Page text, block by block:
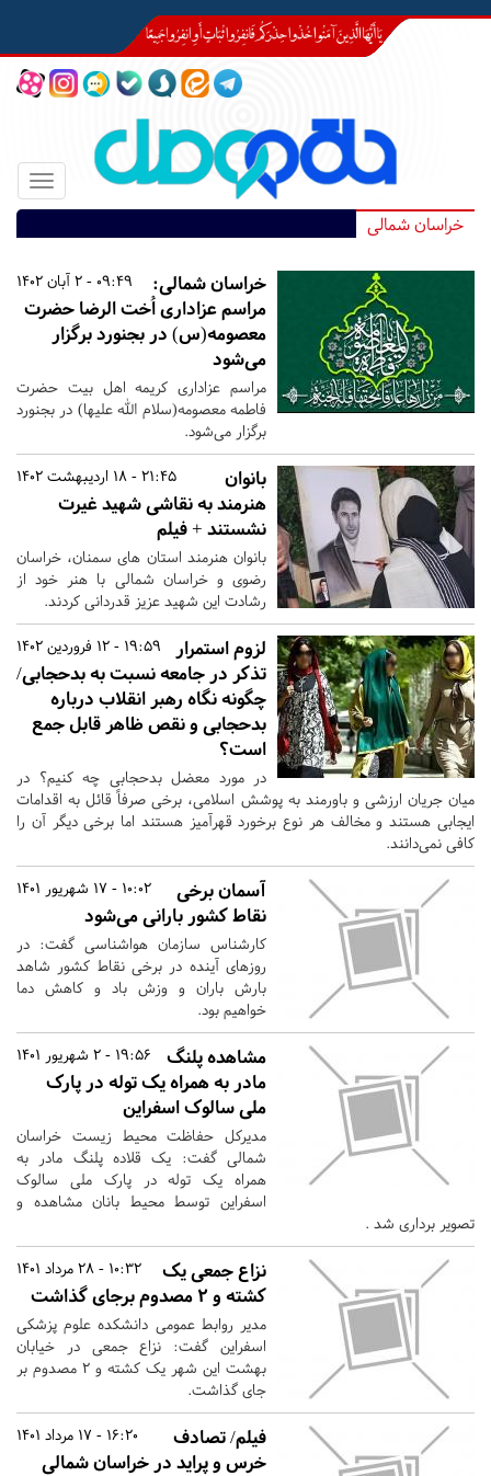
Toggle
خراسان شمالی
09:49 - 2 آبان 1402
خراسان شمالی:
مراسم عزاداری اُخت الرضا حضرت
معصومه(س) در بجنورد برگزار
می‌شود
مراسم عزاداری کریمه اهل بیت حضرت
فاطمه معصومه(سلام الله علیها) در بجنورد
برگزار می‌شود.
21:45 - 18 اردیبهشت 1402
بانوان
هنرمند به نقاشی شهید غیرت
نشستند + فیلم
بانوان هنرمند استان‌ های سمنان، خراسان
رضوی و خراسان شمالی با هنر خود از
رشادت این شهید عزیز قدردانی کردند.
19:59 - 12 فروردین 1402
لزوم استمرار
تذکر در جامعه نسبت به بدحجابی/
چگونه نگاه رهبر انقلاب درباره
بدحجابی و نقص ظاهر قابل جمع
است؟
در مورد معضل بدحجابی چه کنیم؟ در
میان جریان ارزشی و باورمند به پوشش اسلامی، برخی صرفاً قائل به اقدامات
ایجابی هستند و مخالف هر نوع برخورد قهرآمیز هستند اما برخی دیگر آن را
کافی نمی­‌دانند.
10:02 - 17 شهریور 1401
آسمان برخی
نقاط کشور بارانی می‌شود
کارشناس سازمان هواشناسی گفت: در
روزهای آینده در برخی نقاط کشور شاهد
بارش باران و وزش باد و کاهش دما
خواهیم بود.
19:56 - 2 شهریور 1401
مشاهده پلنگ
مادر به همراه یک توله در پارک
ملی سالوک اسفراین
مدیرکل حفاظت محیط زیست خراسان
شمالی گفت: یک قلاده پلنگ مادر به
همراه یک توله در پارک ملی سالوک
اسفراین توسط محیط بانان مشاهده و
تصویر برداری شد .
10:32 - 28 مرداد 1401
نزاع جمعی یک
کشته و ۲ مصدوم برجای گذاشت
مدیر روابط عمومی دانشکده علوم پزشکی
اسفراین گفت: نزاع جمعی در خیابان
بهشت این شهر یک‌ کشته و ۲ مصدوم بر
جای گذاشت.
16:20 - 17 مرداد 1401
فیلم/ تصادف
خرس و پراید در خراسان شمالی